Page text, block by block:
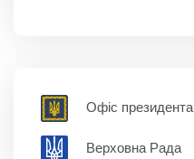
Офіс президента
Верховна Рада